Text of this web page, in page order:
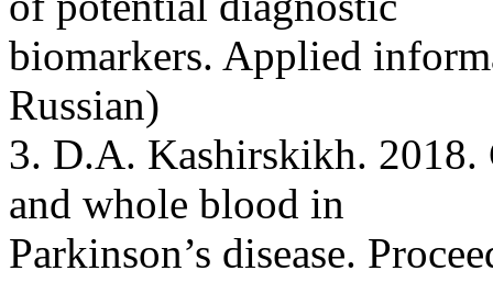
biomarkers. Applied
Russian)
3. D.A. Kashirskikh. 2018.
and whole blood in
Parkinson’s disease.